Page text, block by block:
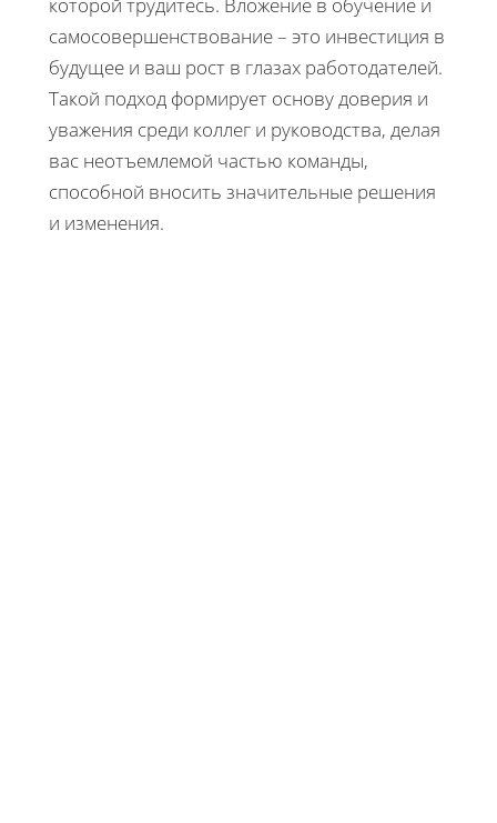
самосовершенствование – это инвестиция в
будущее и ваш рост в глазах работодателей.
Такой подход формирует основу доверия и
уважения среди коллег и руководства, делая
вас неотъемлемой частью команды,
способной вносить значительные решения
и изменения.